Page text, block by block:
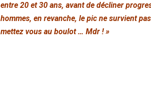
entre 20 et 30 ans, avant de décliner
hommes, en revanche, le pic ne survient
mettez vous au boulot … Mdr ! »